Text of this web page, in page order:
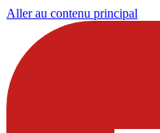
Aller au contenu principal